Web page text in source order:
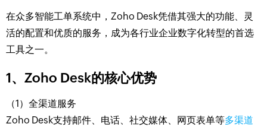
在众多智能工单系统中，Zoho Desk凭借其强大的功能、灵
活的配置和优质的服务，成为各行业企业数字化转型的首选
工具之一。
1、Zoho Desk的核心优势
（1）全渠道服务
Zoho Desk支持邮件、电话、社交媒体、网页表单等多渠道